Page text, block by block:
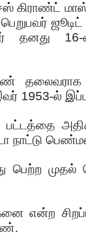
கிராண்ட்
தனது
தலைவராக
1953-ல்
பட்டத்தை
நாட்டு
பெற்ற
என்ற